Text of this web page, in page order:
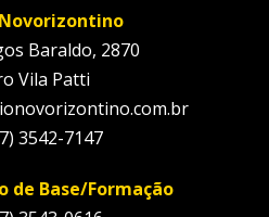
Baraldo, 2870
Vila Patti
3542-7147
de Base/Formação